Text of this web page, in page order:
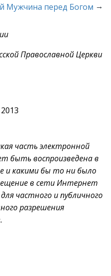
Мужчина перед Богом →
Православной Церкви
часть электронной
быть воспроизведена в
и какими бы то ни было
в сети Интернет
частного и публичного
разрешения